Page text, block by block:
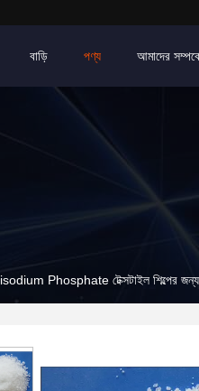
বাড়ি পণ্য আমাদের
Phosphate টেক্সটাইল শিল্পের জন্য